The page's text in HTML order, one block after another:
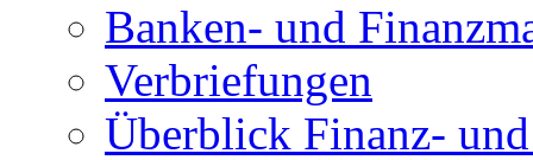
Banken- und
Verbriefungen
Überblick Finanz-